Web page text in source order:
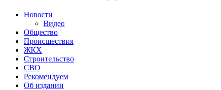
Новости
Видео
Общество
Происшествия
ЖКХ
Строительство
СВО
Рекомендуем
Об издании